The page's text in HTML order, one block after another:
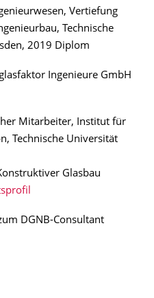
Vertiefung
Technische
2019 Diplom
Ingenieure GmbH
Mitarbeiter, Institut für
Technische Universität
Glasbau
DGNB-Consultant